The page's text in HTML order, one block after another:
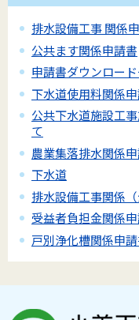
排水設備工事 関係
公共ます関係申請書
申請書ダウンロー
下水道使用料関係
公共下水道施設工
て
農業集落排水関係
下水道
排水設備工事関係
受益者負担金関係
戸別浄化槽関係申